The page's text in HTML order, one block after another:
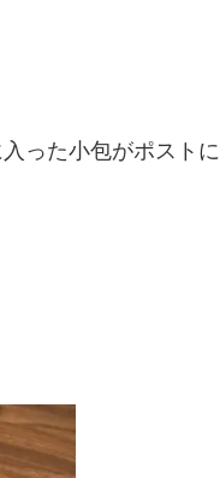
った小包がポストに